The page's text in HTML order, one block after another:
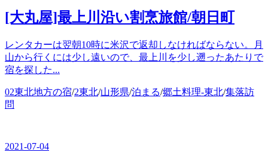
[大丸屋]最上川沿い割烹旅館/朝日町
レンタカーは翌朝10時に米沢で返却しなければならない。月
山から行くには少し遠いので、最上川を少し遡ったあたりで
宿を探した...
カ
テ
ー
02東北地方の宿/2東北/山形県/泊まる/郷土料理-東北/集落訪
問
2021-07-04